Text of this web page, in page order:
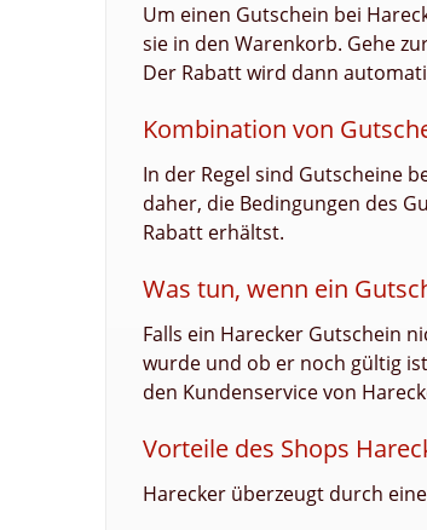
Um einen Gutschein bei
sie in den Warenkorb. Gehe
Der Rabatt wird dann
Kombination von
In der Regel sind Gutscheine
daher, die Bedingungen des
Rabatt erhältst.
Was tun, wenn ein
Falls ein Harecker Gutschein
wurde und ob er noch gültig
den Kundenservice von
Vorteile des Shops
Harecker überzeugt durch